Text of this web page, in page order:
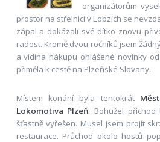
organizátorům
prostor na střelnici v Lobzích se
zápal a dokázali své dítko znovu
radost. Kromě dvou ročníků jsem
a vidina nákupu ohlášené novinky
přiměla k cestě na Plzeňské Slovany.
Místem konání byla tentokrát
Lokomotiva Plzeň. Bohužel
šťastně vyřešen. Musel jsem projít
restaurace. Průchod okolo hostů